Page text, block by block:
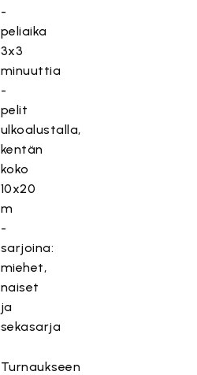
-
peliaika
3x3
minuuttia
-
pelit
ulkoalustalla,
kentän
koko
10x20
m
-
sarjoina:
miehet,
naiset
ja
sekasarja
Turnaukseen